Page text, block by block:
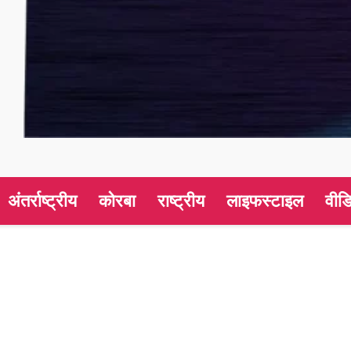
अंतर्राष्ट्रीय कोरबा राष्ट्रीय लाइफस्टाइल